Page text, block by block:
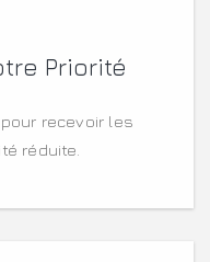
Priorité
recevoir les
réduite.